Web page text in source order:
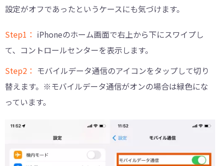
設定がオフであったというケースにも気づけます。
Step1： iPhoneのホーム画面で右上から下にスワイプし
て、コントロールセンターを表示します。
Step2： モバイルデータ通信のアイコンをタップして切り
替えます。※モバイルデータ通信がオンの場合は緑色にな
っています。